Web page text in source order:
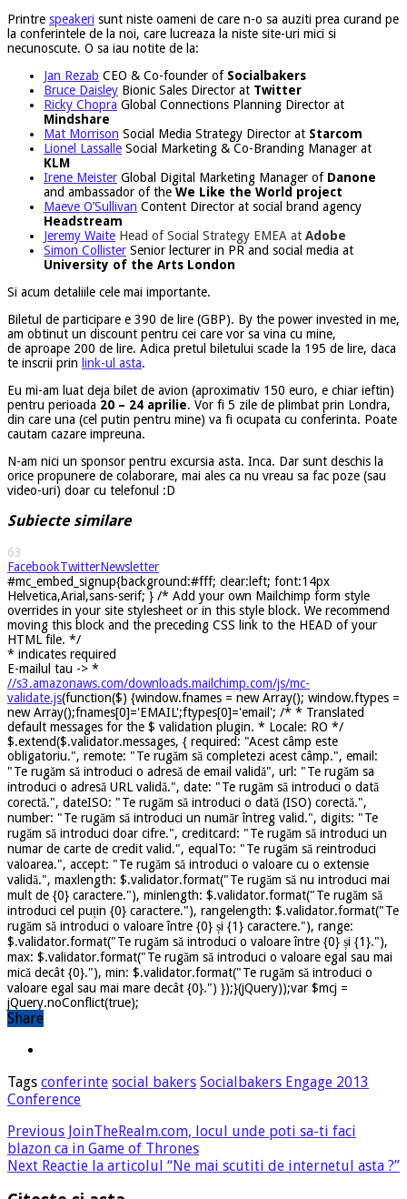
Printre speakeri sunt niste oameni de care n-o sa auziti prea curand pe
la conferintele de la noi, care lucreaza la niste site-uri mici si
necunoscute. O sa iau notite de la:
Jan Rezab CEO & Co-founder of Socialbakers
Bruce Daisley Bionic Sales Director at Twitter
Ricky Chopra Global Connections Planning Director at
Mindshare
Mat Morrison Social Media Strategy Director at Starcom
Lionel Lassalle Social Marketing & Co-Branding Manager at
KLM
Irene Meister Global Digital Marketing Manager ofDanone
and ambassador of the We Like the World project
Maeve O’Sullivan Content Director at social brand agency
Headstream
Jeremy Waite Head of Social Strategy EMEA at Adobe
Simon Collister Senior lecturer in PR and social media at
University of the Arts London
Si acum detaliile cele mai importante.
Biletul de participare e 390 de lire (GBP). By the power invested in me,
am obtinut un discount pentru cei care vor sa vina cu mine,
de aproape 200 de lire. Adica pretul biletului scade la 195 de lire, daca
te inscrii prin link-ul asta.
Eu mi-am luat deja bilet de avion (aproximativ 150 euro, e chiar ieftin)
pentru perioada 20 – 24 aprilie. Vor fi 5 zile de plimbat prin Londra,
din care una (cel putin pentru mine) va fi ocupata cu conferinta. Poate
cautam cazare impreuna.
N-am nici un sponsor pentru excursia asta. Inca. Dar sunt deschis la
orice propunere de colaborare, mai ales ca nu vreau sa fac poze (sau
video-uri) doar cu telefonul :D
Subiecte similare
63
FacebookTwitterNewsletter
#mc_embed_signup{background:#fff; clear:left; font:14px
Helvetica,Arial,sans-serif; } /* Add your own Mailchimp form style
overrides in your site stylesheet or in this style block. We recommend
moving this block and the preceding CSS link to the HEAD of your
HTML file. */
* indicates required
E-mailul tau -> *
//s3.amazonaws.com/downloads.mailchimp.com/js/mc-
validate.js(function($) {window.fnames = new Array(); window.ftypes =
new Array();fnames[0]='EMAIL';ftypes[0]='email'; /* * Translated
default messages for the $ validation plugin. * Locale: RO */
$.extend($.validator.messages, { required: "Acest câmp este
obligatoriu.", remote: "Te rugăm să completezi acest câmp.", email:
"Te rugăm să introduci o adresă de email validă", url: "Te rugăm sa
introduci o adresă URL validă.", date: "Te rugăm să introduci o dată
corectă.", dateISO: "Te rugăm să introduci o dată (ISO) corectă.",
number: "Te rugăm să introduci un număr întreg valid.", digits: "Te
rugăm să introduci doar cifre.", creditcard: "Te rugăm să introduci un
numar de carte de credit valid.", equalTo: "Te rugăm să reintroduci
valoarea.", accept: "Te rugăm să introduci o valoare cu o extensie
validă.", maxlength: $.validator.format("Te rugăm să nu introduci mai
mult de {0} caractere."), minlength: $.validator.format("Te rugăm să
introduci cel puțin {0} caractere."), rangelength: $.validator.format("Te
rugăm să introduci o valoare între {0} și {1} caractere."), range:
$.validator.format("Te rugăm să introduci o valoare între {0} și {1}."),
max: $.validator.format("Te rugăm să introduci o valoare egal sau mai
mică decât {0}."), min: $.validator.format("Te rugăm să introduci o
valoare egal sau mai mare decât {0}.") });}(jQuery));var $mcj =
jQuery.noConflict(true);
Share
Tags conferinte social bakers Socialbakers Engage 2013
Conference
Previous JoinTheRealm.com, locul unde poti sa-ti faci
blazon ca in Game of Thrones
Next Reactie la articolul “Ne mai scutiti de internetul asta ?”